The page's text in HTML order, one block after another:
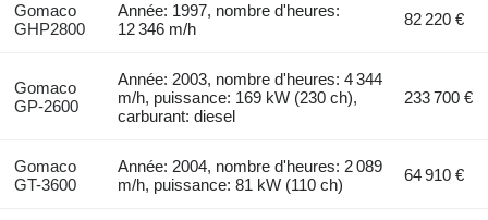
Gomaco
GHP2800
Année: 1997, nombre d'heures:
12 346 m/h
82 220 €
Gomaco
GP-2600
Année: 2003, nombre d'heures: 4 344
m/h, puissance: 169 kW (230 ch),
carburant: diesel
233 700 €
Gomaco
GT-3600
Année: 2004, nombre d'heures: 2 089
m/h, puissance: 81 kW (110 ch)
64 910 €